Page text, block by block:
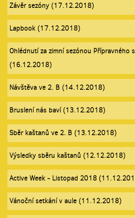
Závěr sezóny (17.12.2018)
Lapbook (17.12.2018)
Ohlédnutí za zimní sezónou Přípravného
(16.12.2018)
Návštěva ve 2. B (14.12.2018)
Bruslení nás baví (13.12.2018)
Sběr kaštanů ve 2. B (13.12.2018)
Výsledky sběru kaštanů (12.12.2018)
Active Week - Listopad 2018
Vánoční setkání v aule (11.12.2018)